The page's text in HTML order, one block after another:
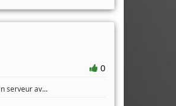
0
serveur av...